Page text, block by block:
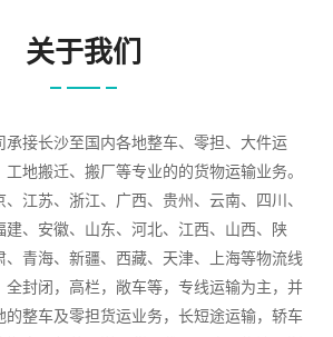
关于我们
承接长沙至国内各地整车、零担、大件运
地搬迁、搬厂等专业的的货物运输业务。
江苏、浙江、广西、贵州、云南、四川、
建、安徽、山东、河北、江西、山西、陕
青海、新疆、西藏、天津、上海等物流线
全封闭，高栏，敞车等，专线运输为主，并
的整车及零担货运业务，长短途运输，轿车